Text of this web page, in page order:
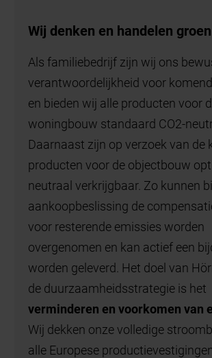
Wij denken en handelen groen
Als familiebedrijf zijn wij ons
verantwoordelijkheid voor
en bieden wij alle producten voor
woningbouw standaard CO2-
Daarnaast zijn op verzoek van de
producten voor de objectbouw
neutraal verkrijgbaar. Zo kunnen
aankoopbeslissing de
voor resterende emissies worden
overgenomen en kan actief een
worden geleverd. Het doel van
de duurzaamheidsstrategie is het
verminderen en voorkomen van
Wij dekken onze volledige
alle Europese